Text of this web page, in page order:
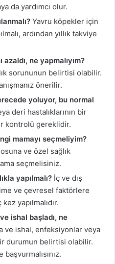
da yardımcı olur.
Yavru köpekler için
ardından yıllık takviye
azaldı, ne yapmalıyım?
sorununun belirtisi olabilir.
önerilir.
yoluyor, bu normal
deri hastalıklarının bir
kontrolü gereklidir.
mamayı seçmeliyim?
ve özel sağlık
seçmelisiniz.
yapılmalı? İç ve dış
ve çevresel faktörlere
yapılmalıdır.
ishal başladı, ne
ve ishal, enfeksiyonlar veya
durumun belirtisi olabilir.